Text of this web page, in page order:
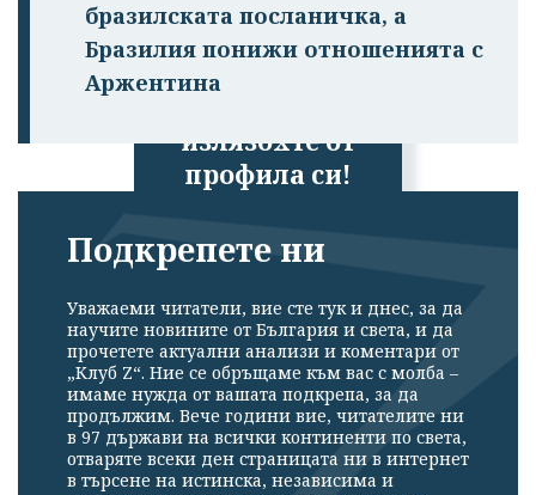
излязохте от
профила си!
бразилската посланичка, а
Бразилия понижи отношенията с
Аржентина
Подкрепете ни
Уважаеми читатели, вие сте тук и днес, за да
научите новините от България и света, и да
прочетете актуални анализи и коментари от
„Клуб Z“. Ние се обръщаме към вас с молба –
имаме нужда от вашата подкрепа, за да
продължим. Вече години вие, читателите ни
в 97 държави на всички континенти по света,
отваряте всеки ден страницата ни в интернет
в търсене на истинска, независима и